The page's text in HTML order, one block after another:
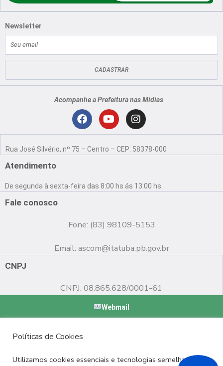
Newsletter
mail
CADASTRAR
Acompanhe a Prefeitura nas Mídias
F
c
o
o
Y
u
b
e
I
n
s
g
r
Rua José Silvério, nº 75 – Centro – CEP: 58378-000
Atendimento
De segunda à sexta-feira das 8:00 hs ás 13:00 hs.
Fale conosco
Fone: (83) 98109-5153
Email: ascom@itatuba.pb.gov.br
CNPJ
CNPJ: 08.865.628/0001-61
Webmail
Políticas de Cookies
Utilizamos cookies essenciais e tecnologias semelhantes de